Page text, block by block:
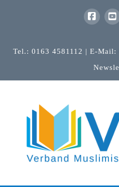
Tel.: 0163 4581112 | E-